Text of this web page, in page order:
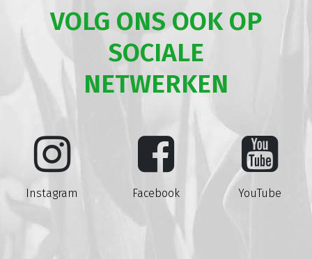
VOLG ONS OOK OP
SOCIALE
NETWERKEN
Instagram Facebook YouTube